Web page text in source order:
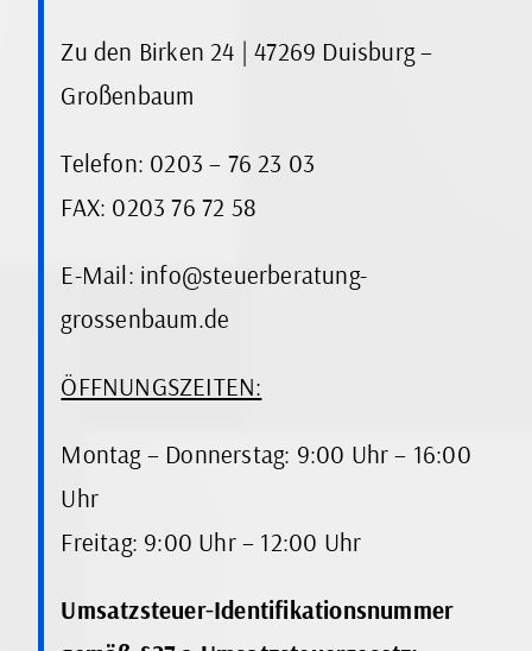
Zu den Birken 24 | 47269 Duisburg –
Großenbaum
Telefon: 0203 – 76 23 03
FAX: 0203 76 72 58
E-Mail: info@steuerberatung-
grossenbaum.de
ÖFFNUNGSZEITEN:
Montag – Donnerstag: 9:00 Uhr – 16:00
Uhr
Freitag: 9:00 Uhr – 12:00 Uhr
Umsatzsteuer-Identifikationsnummer